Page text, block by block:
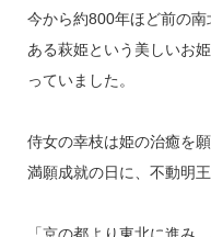
今から約800年ほど前の
ある萩姫という美しいお
っていました。
侍女の幸枝は姫の治癒を
満願成就の日に、不動明